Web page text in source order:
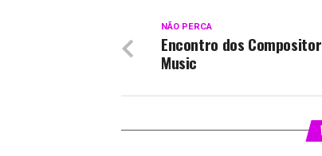
NÃO PERCA
Encontro dos
Music